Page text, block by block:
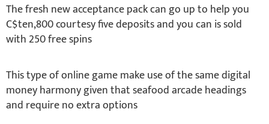
The fresh new acceptance pack can go up to help you
C$ten,800 courtesy five deposits and you can is sold
with 250 free spins
This type of online game make use of the same digital
money harmony given that seafood arcade headings
and require no extra options